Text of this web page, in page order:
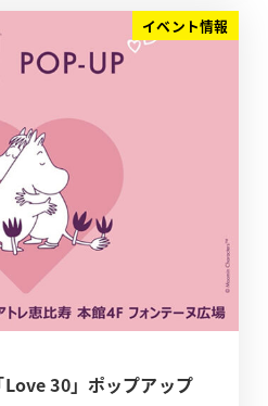
イベント情報
30」ポップアップ